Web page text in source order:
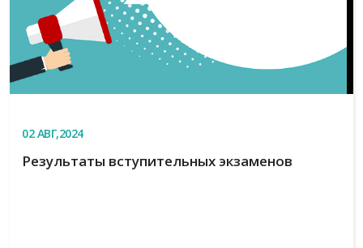
02АВГ,2024
Результаты вступительных экзаменов